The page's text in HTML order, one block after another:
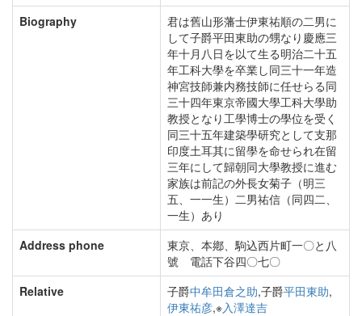
Biography
君は舊山形藩士伊東祐順の二男に
して子爵平田東助の甥なり慶應三
年十月八日を以て生る明治二十五
年工科大學を卒業し同三十一年造
神宮技師兼内務技師に任せらる同
三十四年東京帝國大學工科大學助
教授となり工學博士の學位を受く
同三十五年建築學研究として支那
印度土耳其に留學を命せられ在留
三年にして歸朝同大學教授に進む
家族は前記の外長女菊子（明三
五、一一生）二男祐信（同四二、
一生）あり
Address phone
東京、本鄕、駒込西片町一〇と八
號 電話下谷四〇七〇
Relative
子爵中牟田倉之助,子爵平田東助,
伊東祐彦,※入澤達吉